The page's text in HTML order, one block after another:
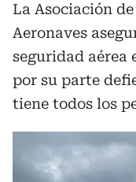
La Asociación
Aeronaves
seguridad aérea
por su parte
tiene todos los